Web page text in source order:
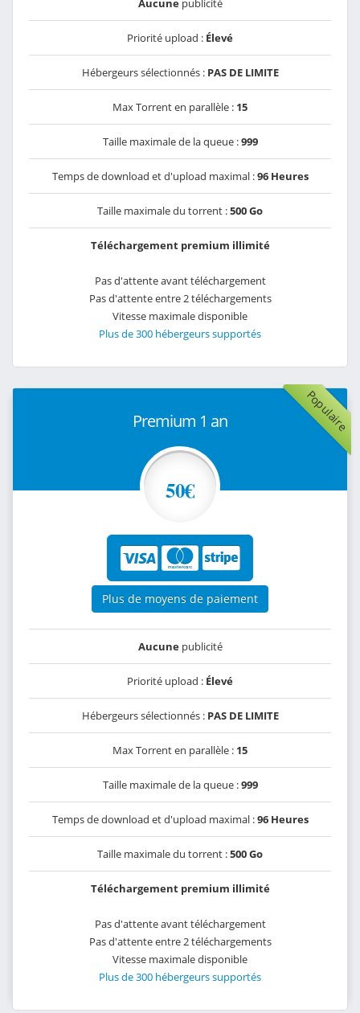
Aucunepublicité
Priorité upload : Élevé
Hébergeurs sélectionnés : PAS DE LIMITE
Max Torrent en parallèle : 15
Taille maximale de la queue :999
Temps de download et d'upload maximal :96 Heures
Taille maximale du torrent :500 Go
Téléchargement premium illimité
Pas d'attente avant téléchargement
Pas d'attente entre 2 téléchargements
Vitesse maximale disponible
Plus de 300 hébergeurs supportés
Populaire
Premium 1 an
50€
Plus de moyens de paiement
Aucunepublicité
Priorité upload : Élevé
Hébergeurs sélectionnés : PAS DE LIMITE
Max Torrent en parallèle : 15
Taille maximale de la queue :999
Temps de download et d'upload maximal :96 Heures
Taille maximale du torrent :500 Go
Téléchargement premium illimité
Pas d'attente avant téléchargement
Pas d'attente entre 2 téléchargements
Vitesse maximale disponible
Plus de 300 hébergeurs supportés